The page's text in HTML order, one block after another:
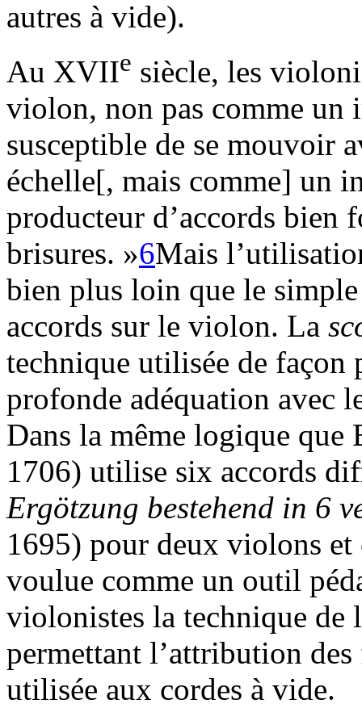
autres à vide).
Au XVIIe siècle, les
violon, non pas comme un
susceptible de se mouvoir
échelle[, mais comme] un
producteur d’accords bien
brisures. »6Mais
bien plus loin que le
accords sur le violon. La
technique utilisée de façon
profonde adéquation avec
Dans la même logique que
1706) utilise six accords
Ergötzung bestehend in 6
1695) pour deux violons
voulue comme un outil
violonistes la technique de
permettant l’attribution
utilisée aux cordes à vide.